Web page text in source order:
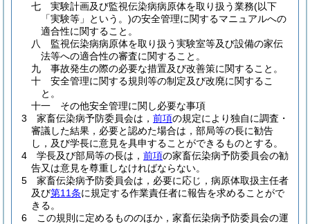
七
実験計画及び監視伝染病病原体を取り扱う業務(以下
「実験等」という。)の安全管理に関するマニュアルへの
適合性に関すること。
八
監視伝染病病原体を取り扱う実験室等及び設備の家伝
法等への適合性の審査に関すること。
九
事故発生の際の必要な措置及び改善策に関すること。
十
安全管理に関する規則等の制定及び改廃に関するこ
と。
十一
その他安全管理に関し必要な事項
3
家畜伝染病予防委員会は， 前項の規定により独自に調査・
審議した結果，必要と認めた場合は，部局等の長に勧告
し，及び学長に意見を具申することができるものとする。
4
学長及び部局等の長は， 前項の家畜伝染病予防委員会の勧
告又は意見を尊重しなければならない。
5
家畜伝染病予防委員会は，必要に応じ，病原体取扱主任者
及び第11条に規定する作業責任者に報告を求めることがで
きる。
6
この規則に定めるもののほか，家畜伝染病予防委員会の運